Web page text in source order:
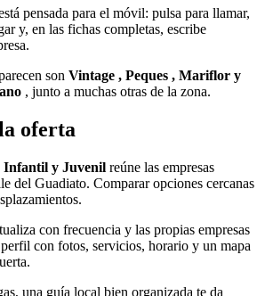
pensada para el móvil: pulsa para llamar,
y, en las fichas completas, escribe
son Vintage , Peques , Mariflor y
, junto a muchas otras de la zona.
oferta
Infantil y Juvenil reúne las empresas
del Guadiato. Comparar opciones cercanas
con frecuencia y las propias empresas
con fotos, servicios, horario y un mapa
una guía local bien organizada te da